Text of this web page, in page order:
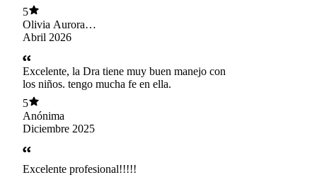
5
Olivia Aurora
Valenzuela Olguín
Abril 2026
Excelente, la Dra tiene muy buen manejo con
los niños. tengo mucha fe en ella.
5
Anónima
Diciembre 2025
Excelente profesional!!!!!